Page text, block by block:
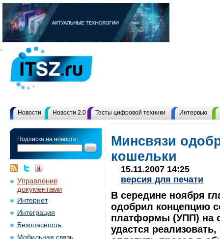
Новости Новости 2.0 Тесты цифровой техники Интервью
Подписка на новости:
Управление
документами
Интернет
Интеграция
Безопасность
Мобильная связь
Минсвязи
кошельки
15.11.2007 14:25
версия для печати
В середине ноября
одобрил концепцию
платформы (УПП) на
удастся